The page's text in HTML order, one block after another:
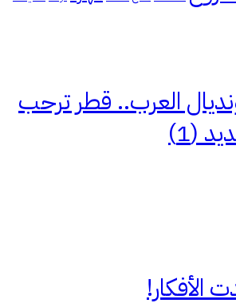
العرب.. قطر ترحب
(1)